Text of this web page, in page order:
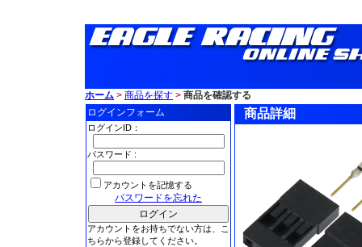
ホーム > 商品を探す > 商品を確認する
ログインフォーム
ログインID：
パスワード :
アカウントを記憶する
パスワードを忘れた
アカウントをお持ちでない方は、こ
ちらから登録してください。
商品詳細